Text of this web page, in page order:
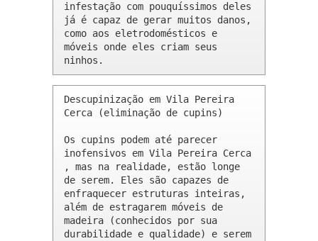
infestação com pouquíssimos deles
já é capaz de gerar muitos danos,
como aos eletrodomésticos e
móveis onde eles criam seus
ninhos.
Descupinização em Vila Pereira
Cerca (eliminação de cupins)
Os cupins podem até parecer
inofensivos em Vila Pereira Cerca
, mas na realidade, estão longe
de serem. Eles são capazes de
enfraquecer estruturas inteiras,
além de estragarem móveis de
madeira (conhecidos por sua
durabilidade e qualidade) e serem